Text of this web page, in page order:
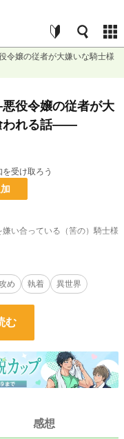
嬢の従者が大嫌いな騎士様
役令嬢の従者が大
われる話――
受け取ろう
い合っている（筈の）騎士様
没落エンド」とやらを回避し
つかってしまった。双方の利
はないので、うっかり煽って
novel18.syosetu.com/n44
め 執着 異世界
む
感想